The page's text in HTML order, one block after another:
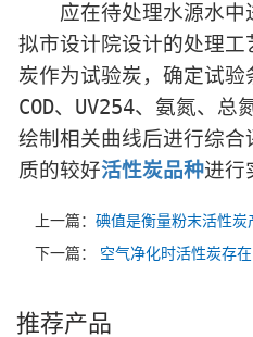
应在待处理水源水中
拟市设计院设计的处理
炭作为试验炭，确定试
COD、UV254、氨氮、总
绘制相关曲线后进行综
质的较好活性炭品种进行
上一篇： 碘值是衡量粉末活性
下一篇：
空气净化时活性炭存
推荐产品